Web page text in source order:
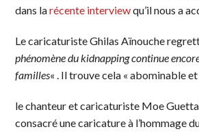
dans larécente interviewqu’il nous a
Le caricaturiste Ghilas Aïnouche
phénomène du kidnapping continue
familles« . Il trouve cela « abominable
le chanteur et caricaturiste Moe
consacré une caricature à l’hommage